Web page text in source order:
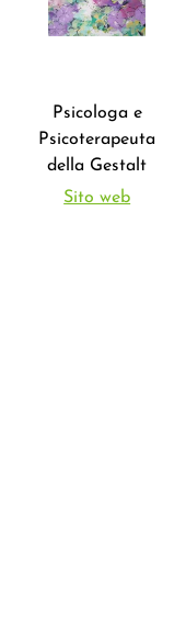
Psicologa e
Psicoterapeuta
della Gestalt
Sito web